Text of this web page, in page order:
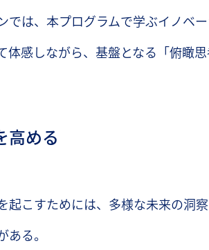
では、本プログラムで学ぶイノベ
体感しながら、基盤となる「俯瞰思
高める
起こすためには、多様な未来の洞
ある。